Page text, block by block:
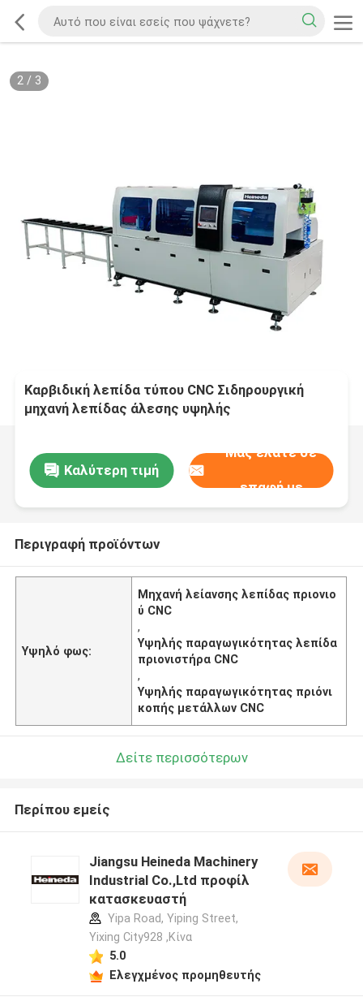
2/ 3
Καρβιδική λεπίδα τύπου CNC Σιδηρουργική
μηχανή λεπίδας άλεσης υψηλής
Καλύτερη τιμή
Μας ελάτε σε
επαφή με
Περιγραφή προϊόντων
Υψηλό φως:
Μηχανή λείανσης λεπίδας πριονιο
ύ CNC
,
Υψηλής παραγωγικότητας λεπίδα
πριονιστήρα CNC
,
Υψηλής παραγωγικότητας πριόνι
κοπής μετάλλων CNC
Δείτε περισσότερων
Περίπου εμείς
Jiangsu Heineda Machinery
Industrial Co.,Ltd προφίλ
κατασκευαστή
Yipa Road, Yiping Street,
Yixing City928 ,Κίνα
5.0
Ελεγχμένος προμηθευτής